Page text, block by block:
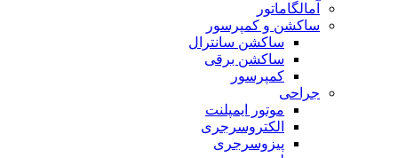
آمالگاماتور
ساکشن و کمپرسور
ساکشن سانترال
ساکشن برقی
کمپرسور
جراحی
موتور ایمپلنت
الکتروسرجری
پیزوسرجری